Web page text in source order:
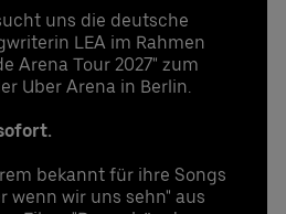
uns die deutsche
LEA im Rahmen
Arena Tour 2027" zum
Uber Arena in Berlin.
bekannt für ihre Songs
wenn wir uns sehn" aus